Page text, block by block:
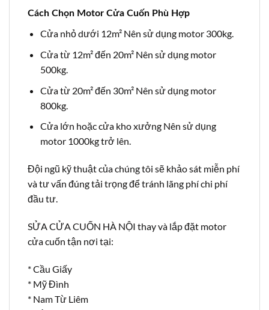
Cách Chọn Motor Cửa Cuốn Phù Hợp
Cửa nhỏ dưới 12m² Nên sử dụng motor 300kg.
Cửa từ 12m² đến 20m² Nên sử dụng motor
500kg.
Cửa từ 20m² đến 30m² Nên sử dụng motor
800kg.
Cửa lớn hoặc cửa kho xưởng Nên sử dụng
motor 1000kg trở lên.
Đội ngũ kỹ thuật của chúng tôi sẽ khảo sát miễn phí
và tư vấn đúng tải trọng để tránh lãng phí chi phí
đầu tư.
SỬA CỬA CUỐN HÀ NỘI thay và lắp đặt motor
cửa cuốn tận nơi tại:
* Cầu Giấy
* Mỹ Đình
* Nam Từ Liêm